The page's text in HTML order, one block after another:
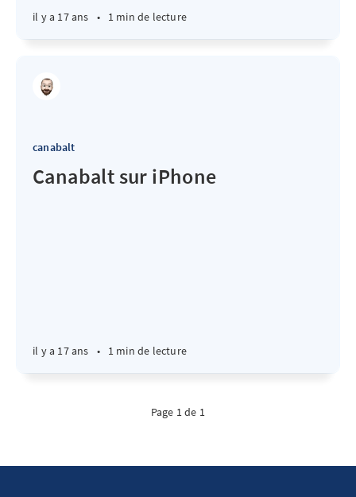
il y a 17 ans • 1 min de lecture
canabalt
Canabalt sur iPhone
il y a 17 ans • 1 min de lecture
Page 1 de 1